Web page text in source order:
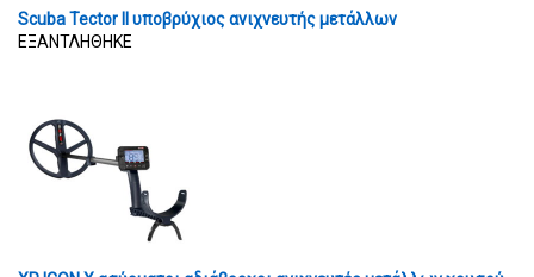
Scuba Tector II υποβρύχιος ανιχνευτής μετάλλων
ΕΞΑΝΤΛΗΘΗΚΕ